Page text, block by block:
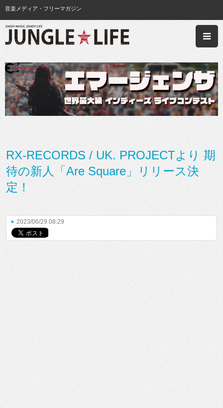
音楽メディア・フリーマガジン
RX-RECORDS / UK. PROJECTより 期
待の新人「Are Square」リリース決
定！
2023/06/29 08:29